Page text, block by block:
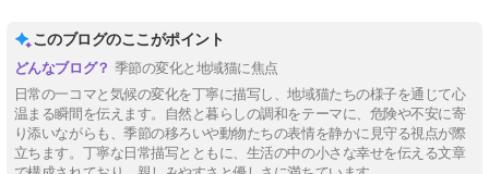
このブログのここがポイント
季節の変化と地域猫に焦点
日常の一コマと気候の変化を丁寧に描写し、地域猫たちの様子を通じて心
温まる瞬間を伝えます。自然と暮らしの調和をテーマに、危険や不安に寄
り添いながらも、季節の移ろいや動物たちの表情を静かに見守る視点が際
立ちます。丁寧な日常描写とともに、生活の中の小さな幸せを伝える文章